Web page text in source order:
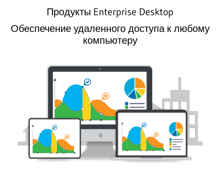
Продукты Enterprise Desktop
Обеспечение удаленного доступа к любому
компьютеру